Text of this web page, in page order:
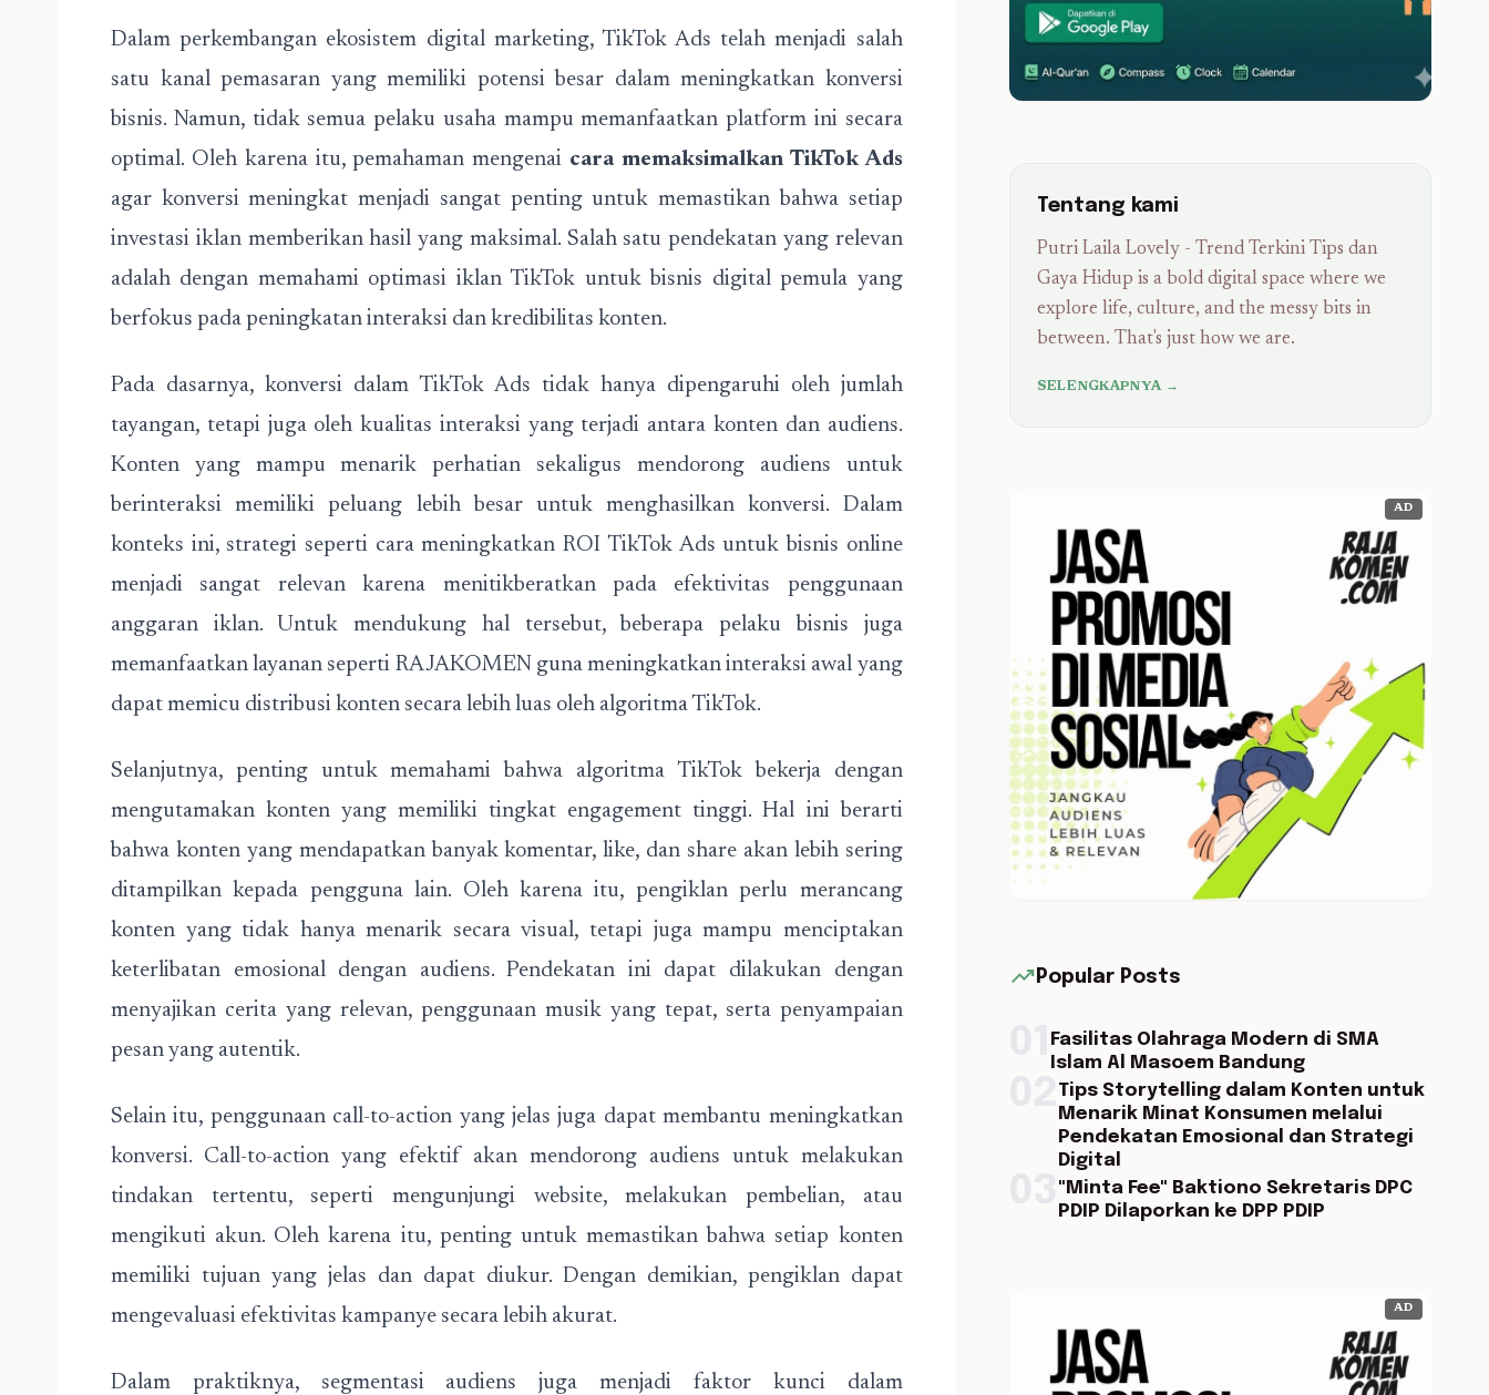
Dalam perkembangan ekosistem digital marketing, TikTok Ads telah menjadi salah
satu kanal pemasaran yang memiliki potensi besar dalam meningkatkan konversi
bisnis. Namun, tidak semua pelaku usaha mampu memanfaatkan platform ini secara
optimal. Oleh karena itu, pemahaman mengenai cara memaksimalkan TikTok Ads
agar konversi meningkat menjadi sangat penting untuk memastikan bahwa setiap
investasi iklan memberikan hasil yang maksimal. Salah satu pendekatan yang relevan
adalah dengan memahami optimasi iklan TikTok untuk bisnis digital pemula yang
berfokus pada peningkatan interaksi dan kredibilitas konten.
Pada dasarnya, konversi dalam TikTok Ads tidak hanya dipengaruhi oleh jumlah
tayangan, tetapi juga oleh kualitas interaksi yang terjadi antara konten dan audiens.
Konten yang mampu menarik perhatian sekaligus mendorong audiens untuk
berinteraksi memiliki peluang lebih besar untuk menghasilkan konversi. Dalam
konteks ini, strategi seperti cara meningkatkan ROI TikTok Ads untuk bisnis online
menjadi sangat relevan karena menitikberatkan pada efektivitas penggunaan
anggaran iklan. Untuk mendukung hal tersebut, beberapa pelaku bisnis juga
memanfaatkan layanan seperti RAJAKOMEN guna meningkatkan interaksi awal yang
dapat memicu distribusi konten secara lebih luas oleh algoritma TikTok.
Selanjutnya, penting untuk memahami bahwa algoritma TikTok bekerja dengan
mengutamakan konten yang memiliki tingkat engagement tinggi. Hal ini berarti
bahwa konten yang mendapatkan banyak komentar, like, dan share akan lebih sering
ditampilkan kepada pengguna lain. Oleh karena itu, pengiklan perlu merancang
konten yang tidak hanya menarik secara visual, tetapi juga mampu menciptakan
keterlibatan emosional dengan audiens. Pendekatan ini dapat dilakukan dengan
menyajikan cerita yang relevan, penggunaan musik yang tepat, serta penyampaian
pesan yang autentik.
Selain itu, penggunaan call-to-action yang jelas juga dapat membantu meningkatkan
konversi. Call-to-action yang efektif akan mendorong audiens untuk melakukan
tindakan tertentu, seperti mengunjungi website, melakukan pembelian, atau
mengikuti akun. Oleh karena itu, penting untuk memastikan bahwa setiap konten
memiliki tujuan yang jelas dan dapat diukur. Dengan demikian, pengiklan dapat
mengevaluasi efektivitas kampanye secara lebih akurat.
Dalam praktiknya, segmentasi audiens juga menjadi faktor kunci dalam
Tentang kami
Putri Laila Lovely - Trend Terkini Tips dan
Gaya Hidup is a bold digital space where we
explore life, culture, and the messy bits in
between. That's just how we are.
SELENGKAPNYA →
AD
trending_up Popular Posts
Fasilitas Olahraga Modern di SMA
Islam Al Masoem Bandung
Tips Storytelling dalam Konten untuk
Menarik Minat Konsumen melalui
Pendekatan Emosional dan Strategi
Digital
"Minta Fee" Baktiono Sekretaris DPC
PDIP Dilaporkan ke DPP PDIP
AD